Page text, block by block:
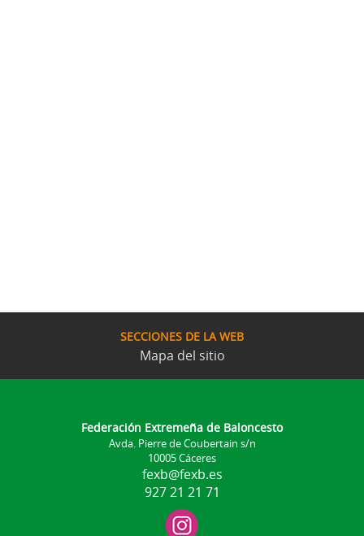
SECCIONES DE LA WEB
Mapa del sitio
Federación Extremeña de Baloncesto
Avda. Pierre de Coubertain s/n
10005 Cáceres
fexb@fexb.es
927 21 21 71